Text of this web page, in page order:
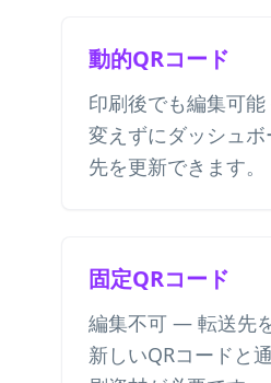
動的QRコード
印刷後でも編集可
変えずにダッシュ
先を更新できます。
固定QRコード
編集不可 — 転送先
新しいQRコードと